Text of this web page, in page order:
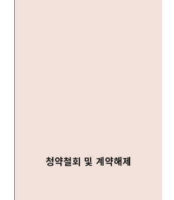
청약철회 및 계약해제